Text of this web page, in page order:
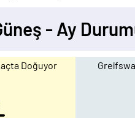
- Ay
Doğuyor